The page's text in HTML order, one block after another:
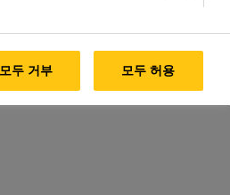
모두 거부 모두 허용